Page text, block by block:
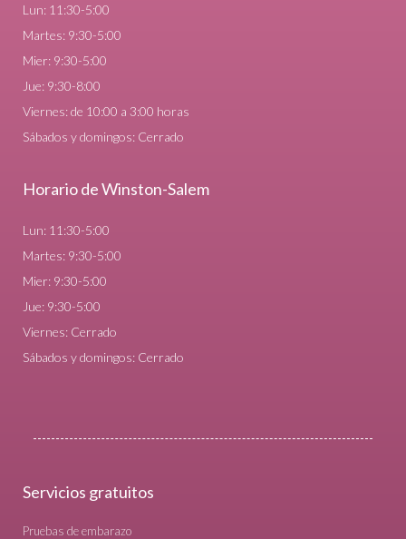
Lun: 11:30-5:00
Martes: 9:30-5:00
Mier: 9:30-5:00
Jue: 9:30-8:00
Viernes: de 10:00 a 3:00 horas
Sábados y domingos: Cerrado
Horario de Winston-Salem
Lun: 11:30-5:00
Martes: 9:30-5:00
Mier: 9:30-5:00
Jue: 9:30-5:00
Viernes: Cerrado
Sábados y domingos: Cerrado
Servicios gratuitos
Pruebas de embarazo